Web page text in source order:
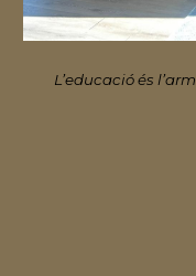
L’educació és